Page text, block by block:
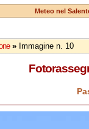
Meteo nel
» Immagine n. 10